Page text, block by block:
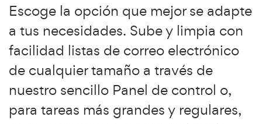
Escoge la opción que mejor se adapte
a tus necesidades. Sube y limpia con
facilidad listas de correo electrónico
de cualquier tamaño a través de
nuestro sencillo Panel de control o,
para tareas más grandes y regulares,